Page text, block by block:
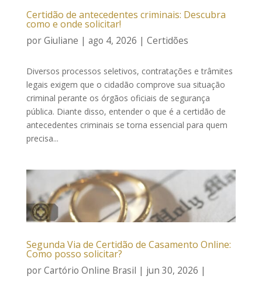
Certidão de antecedentes criminais: Descubra
como e onde solicitar!
porGiuliane | ago 4, 2026 | Certidões
Diversos processos seletivos, contratações e trâmites
legais exigem que o cidadão comprove sua situação
criminal perante os órgãos oficiais de segurança
pública. Diante disso, entender o que é a certidão de
antecedentes criminais se torna essencial para quem
precisa...
Segunda Via de Certidão de Casamento Online:
Como posso solicitar?
porCartório Online Brasil | jun 30, 2026 |